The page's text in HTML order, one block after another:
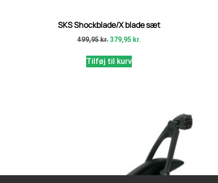
SKS Shockblade/X blade sæt
499,95kr. 379,95 kr.
Tilføj til kurv